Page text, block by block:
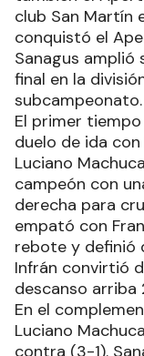
club San Martín
conquistó el
Sanagus amplió
final en la
subcampeonato.
El primer
duelo de ida
Luciano
campeón con
derecha para
empató con
rebote y definió
Infrán convirtió
descanso arriba
En el
Luciano
contra (3-1).